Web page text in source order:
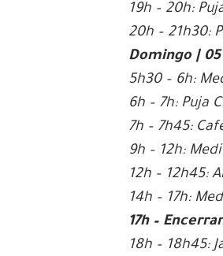
19h – 20h:
20h – 21h30:
Domingo |
5h30 – 6h:
6h – 7h: Puja
7h – 7h45:
9h – 12h:
12h – 12h45:
14h – 17h:
17h –
18h – 18h45: